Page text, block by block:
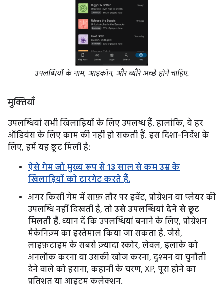
उपलब्धियों के नाम, आइकॉन, और ब्यौरे अच्छे होने चाहिए.
मुक्तियाँ
उपलब्धियां सभी खिलाड़ियों के लिए उपलब्ध हैं. हालांकि, ये हर
ऑडियंस के लिए काम की नहीं हो सकती हैं. इस दिशा-निर्देश के
लिए, हमें यह छूट मिली है:
ऐसे गेम जो मुख्य रूप से 13 साल से कम उम्र के
खिलाड़ियों को टारगेट करते हैं.
अगर किसी गेम में साफ़ तौर पर इवेंट, प्रोग्रेशन या प्लेयर की
उपलब्धि नहीं दिखती है, तो उसे उपलब्धियां देने से छूट
मिलती है. ध्यान दें कि उपलब्धियां बनाने के लिए, प्रोग्रेशन
मैकेनिज़्म का इस्तेमाल किया जा सकता है. जैसे,
लाइफ़टाइम के सबसे ज़्यादा स्कोर, लेवल, इलाके को
अनलॉक करना या उसकी खोज करना, दुश्मन या चुनौती
देने वाले को हराना, कहानी के चरण, XP, पूरा होने का
प्रतिशत या आइटम कलेक्शन.